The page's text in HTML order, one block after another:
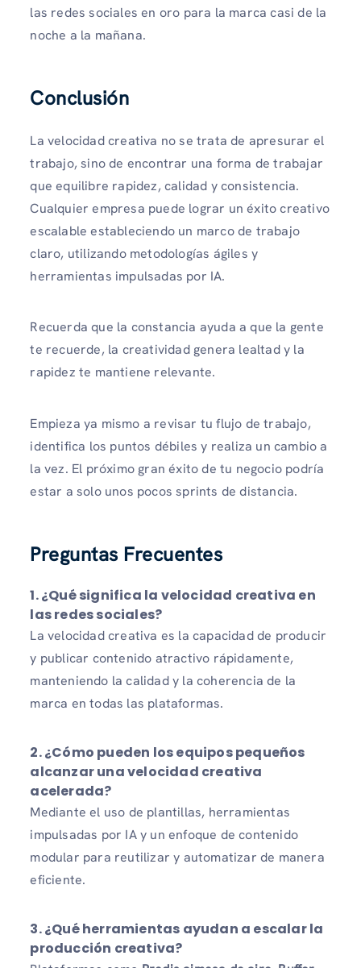
las redes sociales en oro para la marca casi de la
noche a la mañana.
Conclusión
La velocidad creativa no se trata de apresurar el
trabajo, sino de encontrar una forma de trabajar
que equilibre rapidez, calidad y consistencia.
Cualquier empresa puede lograr un éxito creativo
escalable estableciendo un marco de trabajo
claro, utilizando metodologías ágiles y
herramientas impulsadas por IA.
Recuerda que la constancia ayuda a que la gente
te recuerde, la creatividad genera lealtad y la
rapidez te mantiene relevante.
Empieza ya mismo a revisar tu flujo de trabajo,
identifica los puntos débiles y realiza un cambio a
la vez. El próximo gran éxito de tu negocio podría
estar a solo unos pocos sprints de distancia.
Preguntas Frecuentes
1.¿Qué significa la velocidad creativa en
las redes sociales?
La velocidad creativa es la capacidad de producir
y publicar contenido atractivo rápidamente,
manteniendo la calidad y la coherencia de la
marca en todas las plataformas.
2.¿Cómo pueden los equipos pequeños
alcanzar una velocidad creativa
acelerada?
Mediante el uso de plantillas, herramientas
impulsadas por IA y un enfoque de contenido
modular para reutilizar y automatizar de manera
eficiente.
3.¿Qué herramientas ayudan a escalar la
producción creativa?